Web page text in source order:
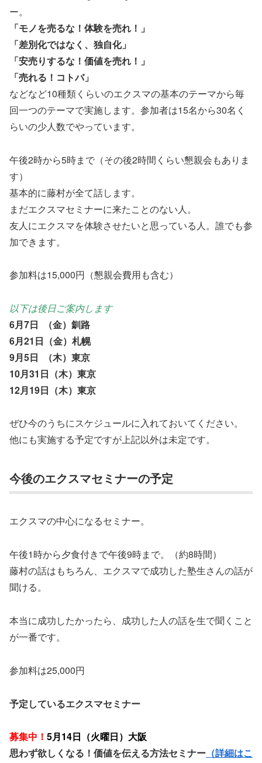
ー。
「モノを売るな！体験を売れ！」
「差別化ではなく、独自化」
「安売りするな！価値を売れ！」
「売れる！コトバ」
などなど10種類くらいのエクスマの基本のテーマから毎
回一つのテーマで実施します。参加者は15名から30名く
らいの少人数でやっています。
午後2時から5時まで（その後2時間くらい懇親会もありま
す）
基本的に藤村が全て話します。
まだエクスマセミナーに来たことのない人。
友人にエクスマを体験させたいと思っている人。誰でも参
加できます。
参加料は15,000円（懇親会費用も含む）
以下は後日ご案内します
6月7日 （金）釧路
6月21 日（金）札幌
9月5日 （木）東京
10月31 日（木）東京
12月19日（木）東京
ぜひ今のうちにスケジュールに入れておいてください。
他にも実施する予定ですが上記以外は未定です。
今後のエクスマセミナーの予定
エクスマの中心になるセミナー。
午後1時から夕食付きで午後9時まで。（約8時間）
藤村の話はもちろん、エクスマで成功した塾生さんの話が
聞ける。
本当に成功したかったら、成功した人の話を生で聞くこと
が一番です。
参加料は25,000円
予定しているエクスマセミナー
募集中！ 5月14日（火曜日）大阪
思わず欲しくなる！価値を伝える方法セミナー （詳細はこ